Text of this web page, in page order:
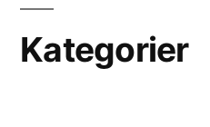
Kategorier